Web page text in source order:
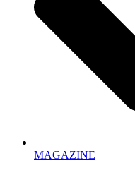
MAGAZINE